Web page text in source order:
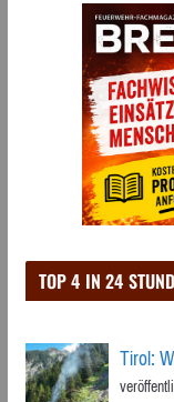
TOP 4 IN 24
Tirol: